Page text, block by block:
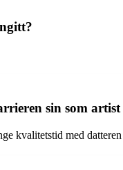
sin som
kvalitetstid med